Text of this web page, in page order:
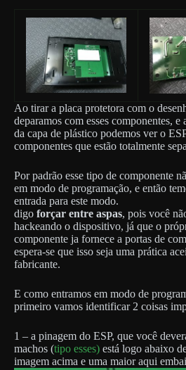
Ao tirar a placa protetora com o
deparamos com esses componentes, e
da capa de plástico podemos ver o
componentes que estão totalmente
Por padrão esse tipo de componente
em modo de programação, e então
entrada para este modo.
digo forçar entre aspas, pois você
hackeando o dispositivo, já que o
componente ja fornece a portas de
espera-se que isso seja uma prática
fabricante.
E como entramos em modo de
primeiro vamos identificar 2 coisas
1 – a pinagem do ESP, que você
machos (tipo esses) está logo abaixo
imagem acima e uma maior aqui